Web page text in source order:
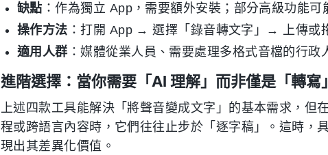
缺點 ：作為獨立 App，需要額外安裝；部分高級功能可
操作方法 ：打開 App → 選擇「錄音轉文字」→ 上傳或
適用人群 ：媒體從業人員、需要處理多格式音檔的行政
進階選擇：當你需要「AI 理解」而非僅是「轉寫」
上述四款工具能解決「將聲音變成文字」的基本需求，但
程或跨語言內容時，它們往往止步於「逐字稿」。這時，
現出其差異化價值。